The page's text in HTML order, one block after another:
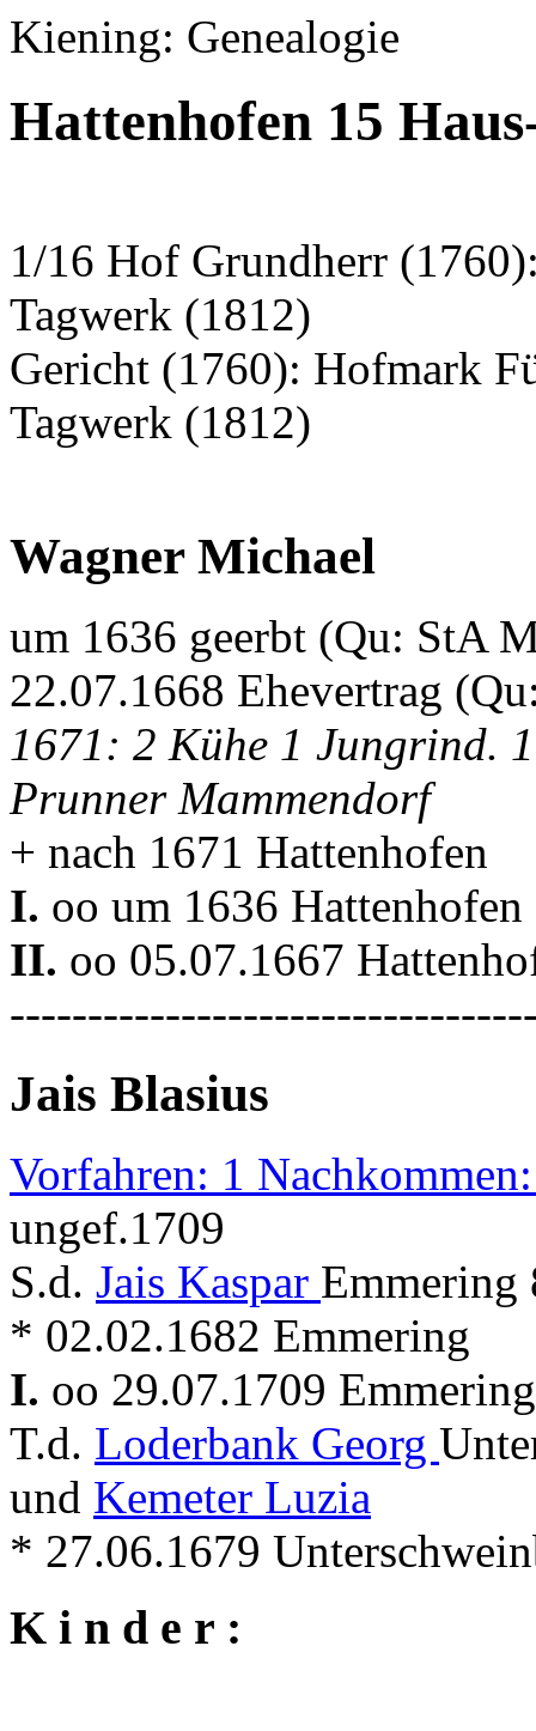
Kiening: Genealogie
Hattenhofen 15
1/16 Hof Grundherr
Tagwerk (1812)
Gericht (1760): Hofmark
Tagwerk (1812)
Wagner Michael
um 1636 geerbt (Qu: StA
22.07.1668 Ehevertrag
1671: 2 Kühe 1 Jungrind.
Prunner Mammendorf
+ nach 1671 Hattenhofen
I. oo um 1636
II. oo 05.07.1667
Jais Blasius
Vorfahren: 1
ungef.1709
S.d. Jais Kaspar
* 02.02.1682 Emmering
I. oo 29.07.1709
T.d. Loderbank Georg
und Kemeter Luzia
* 27.06.1679
K i n d e r :